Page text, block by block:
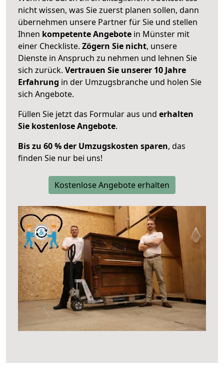
nicht wissen, was Sie zuerst planen sollen, dann
übernehmen unsere Partner für Sie und stellen
Ihnen kompetente Angebote in Münster mit
einer Checkliste. Zögern Sie nicht, unsere
Dienste in Anspruch zu nehmen und lehnen Sie
sich zurück. Vertrauen Sie unserer 10 Jahre
Erfahrung in der Umzugsbranche und holen Sie
sich Angebote.
Füllen Sie jetzt das Formular aus und erhalten
Sie kostenlose Angebote.
Bis zu 60 % der Umzugskosten sparen, das
finden Sie nur bei uns!
Kostenlose Angebote erhalten